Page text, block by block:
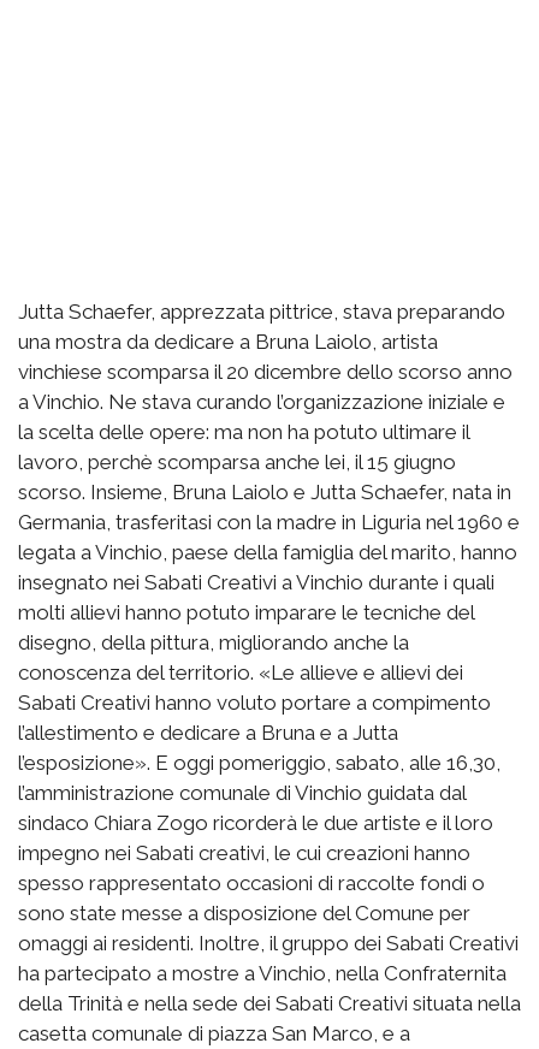
Jutta Schaefer, apprezzata pittrice, stava preparando
una mostra da dedicare a Bruna Laiolo, artista
vinchiese scomparsa il 20 dicembre dello scorso anno
a Vinchio. Ne stava curando l’organizzazione iniziale e
la scelta delle opere: ma non ha potuto ultimare il
lavoro, perchè scomparsa anche lei, il 15 giugno
scorso. Insieme, Bruna Laiolo e Jutta Schaefer, nata in
Germania, trasferitasi con la madre in Liguria nel 1960 e
legata a Vinchio, paese della famiglia del marito, hanno
insegnato nei Sabati Creativi a Vinchio durante i quali
molti allievi hanno potuto imparare le tecniche del
disegno, della pittura, migliorando anche la
conoscenza del territorio. «Le allieve e allievi dei
Sabati Creativi hanno voluto portare a compimento
l’allestimento e dedicare a Bruna e a Jutta
l’esposizione». E oggi pomeriggio, sabato, alle 16,30,
l’amministrazione comunale di Vinchio guidata dal
sindaco Chiara Zogo ricorderà le due artiste e il loro
impegno nei Sabati creativi, le cui creazioni hanno
spesso rappresentato occasioni di raccolte fondi o
sono state messe a disposizione del Comune per
omaggi ai residenti. Inoltre, il gruppo dei Sabati Creativi
ha partecipato a mostre a Vinchio, nella Confraternita
della Trinità e nella sede dei Sabati Creativi situata nella
casetta comunale di piazza San Marco, e a